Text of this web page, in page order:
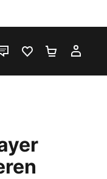
LIVE CHATFAVORIETEN 0